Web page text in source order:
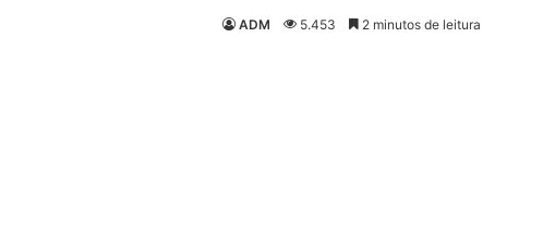
ADM 5.453 2 minutos de leitura